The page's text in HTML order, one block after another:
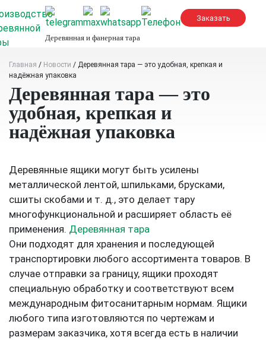
to
content
Деревянная и фанерная тара
Главная / Новости / Деревянная тара — это удобная, крепкая и
надёжная упаковка
Деревянная тара — это
удобная, крепкая и
надёжная упаковка
Деревянные ящики могут быть усилены
металлической лентой, шпильками, брусками,
сшиты скобами и т. д., это делает тару
многофункциональной и расширяет область её
применения. Деревянная тара
Они подходят для хранения и последующей
транспортировки любого ассортимента товаров. В
случае отправки за границу, ящики проходят
специальную обработку и соответствуют всем
международным фитосанитарным нормам. Ящики
любого типа изготовляются по чертежам и
размерам заказчика, хотя всегда есть в наличии